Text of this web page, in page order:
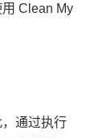
Clean My
，通过执行